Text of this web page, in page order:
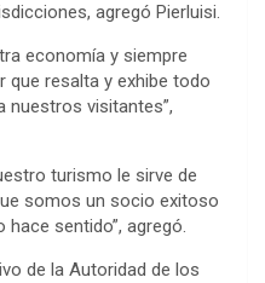
agregó Pierluisi.
economía y siempre
resalta y exhibe todo
nuestros visitantes”,
turismo le sirve de
somos un socio exitoso
hace sentido”, agregó.
de la Autoridad de los